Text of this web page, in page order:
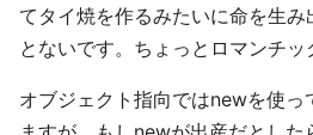
てタイ焼を作るみたいに命を生
とないです。ちょっとロマンチ
オブジェクト指向ではnewを使っ